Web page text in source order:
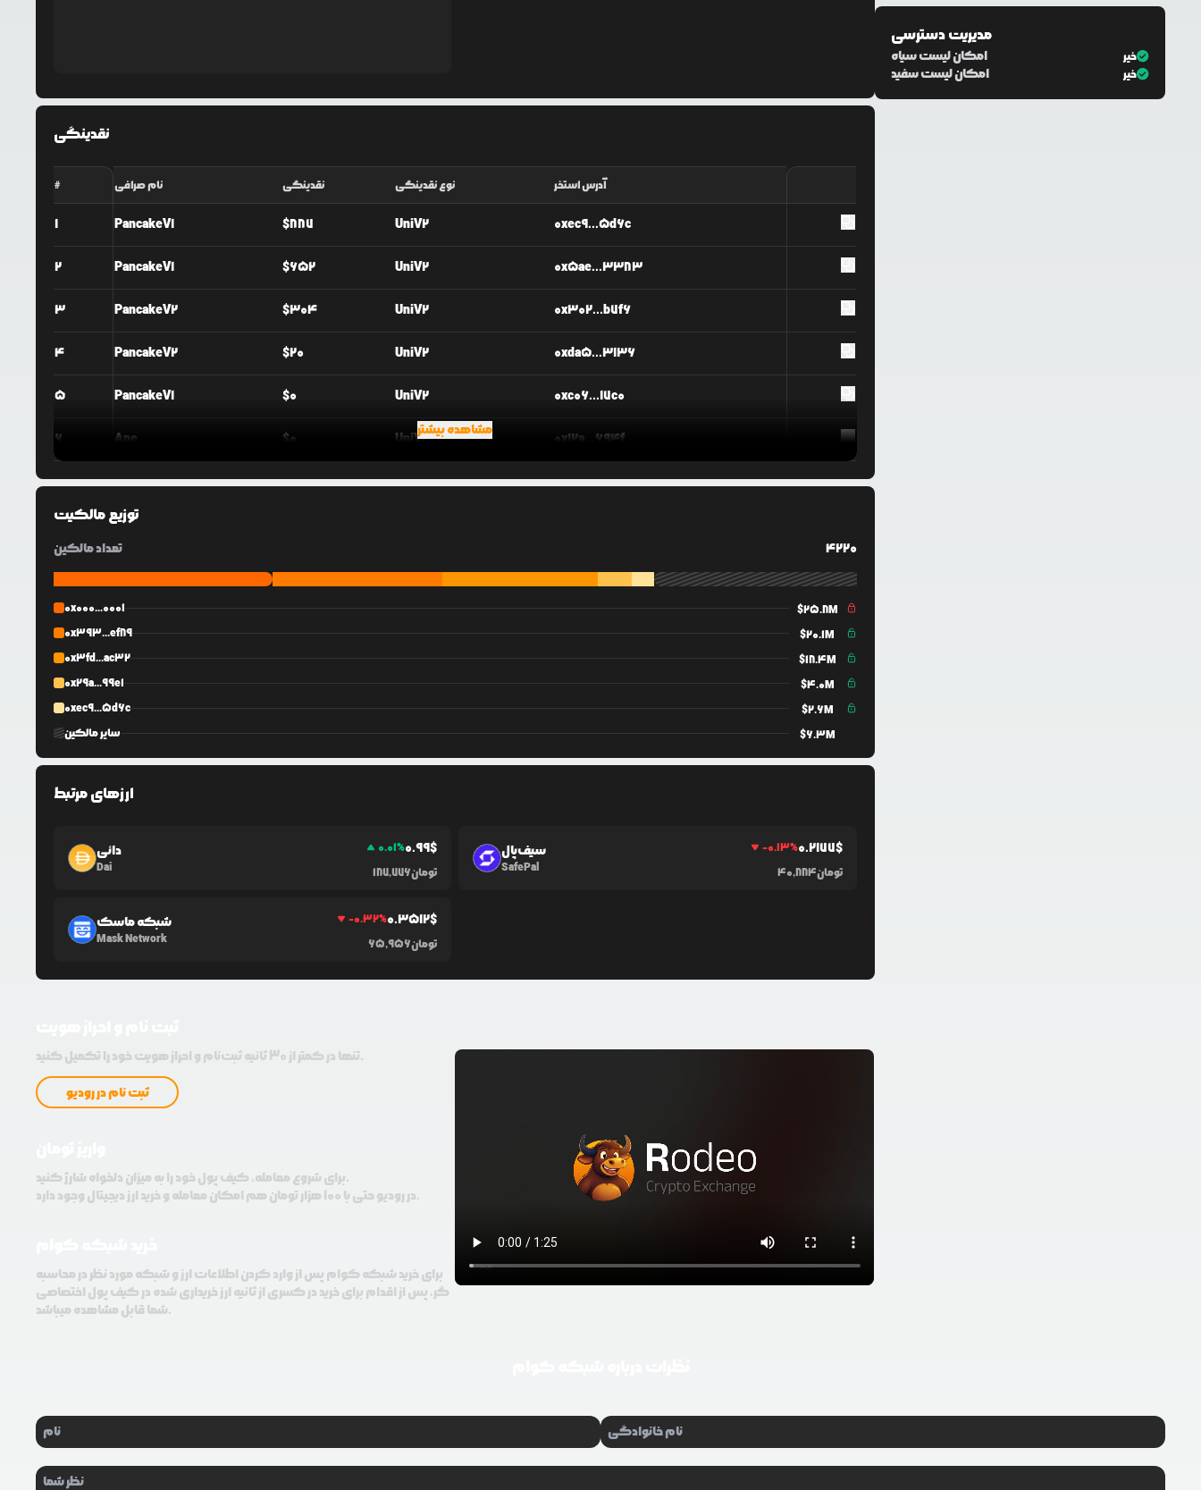
نقدینگی
مشاهده بیشتر
# نام صرافی نقدینگی نوع نقدینگی آدرس استخر
1 PancakeV1 $887 UniV2 0xec9...5d6c
2 PancakeV1 $652 UniV2 0x5ae...3383
3 PancakeV2 $304 UniV2 0x302...b7f6
4 PancakeV2 $20 UniV2 0xda5...3136
5 PancakeV1 $0 UniV2 0xc06...17c0
6 Ape $0 UniV2 0x12a...694f
توزیع مالکیت
تعداد مالکین 4220
0x000...0001 $25.8M
0x393...ef89
$20.1M
0x3fd...ac32
$18.4M
0x29a...99e1
$4.0M
0xec9...5d6c
$2.6M
سایر مالکین
$6.3M
ارزهای مرتبط
دائی
Dai
0.01%0.99$
187,776تومان
سیف‌پال
SafePal
-0.13%0.2177$
40,884تومان
شبکه ماسک
Mask Network
-0.32%0.3512$
65,956تومان
تنها در کمتر از 30 ثانیه ثبت‌نام و احراز هویت خود را تکمیل کنید.
ثبت نام در رودیو
برای شروع معامله، کیف پول خود را به میزان دلخواه شارژ کنید.
در رودیو حتی با 100 هزار تومان هم امکان معامله و خرید ارز دیجیتال وجود دارد.
برای خرید شبکه کوام پس از وارد کردن اطلاعات ارز و شبکه مورد نظر در محاسبه
گر، پس از اقدام برای خرید در کسری از ثانیه ارز خریداری شده در کیف پول اختصاصی
شما قابل مشاهده میباشد.
مدیریت دسترسی
امکان لیست سیاه خیر
امکان لیست سفید خیر